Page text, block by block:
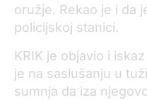
oružje. Rekao je i da
policijskoj stanici.
KRIK je objavio i
je na saslušanju u
sumnja da iza